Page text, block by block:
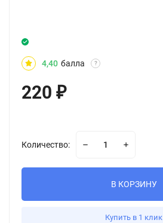
4,40 балла ?
220 ₽
Количество:
В КОРЗИНУ
Купить в 1 клик